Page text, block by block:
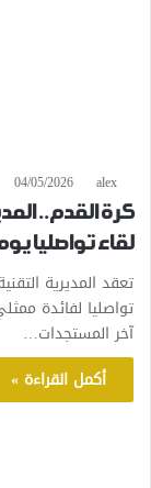
alex
04/05/2026
كرة القدم..
لقاء تواصليا
تعقد المديرية
تواصليا لفائدة
آخر المستجدات…
أكمل القراءة »